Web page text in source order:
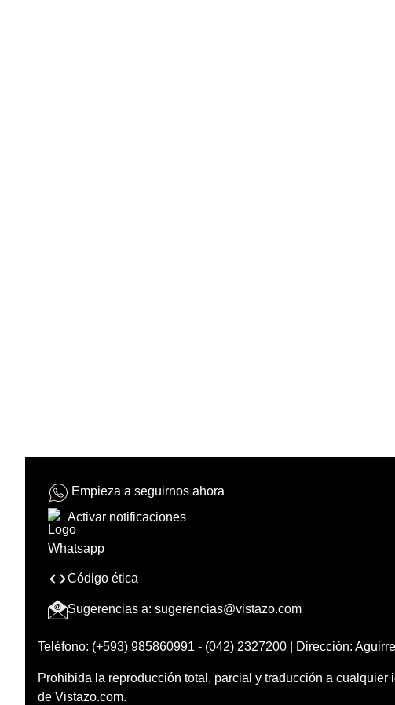
Empieza a seguirnos ahora
Activar notificaciones
Código ética
Sugerencias a: sugerencias@vistazo.com
Teléfono: (+593) 985860991 - (042) 2327200 | Dirección:
Prohibida la reproducción total, parcial y traducción a
de Vistazo.com.